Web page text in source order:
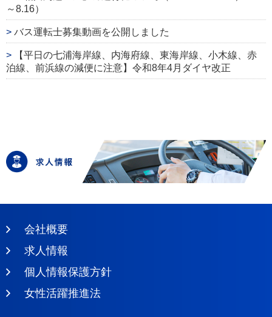
～8.16）
バス運転士募集動画を公開しました
【平日の七浦海岸線、内海府線、東海岸線、小木線、赤
泊線、前浜線の減便に注意】令和8年4月ダイヤ改正
会社概要
求人情報
個人情報保護方針
女性活躍推進法